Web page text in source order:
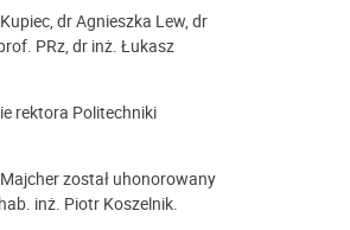
dr Agnieszka Lew, dr
PRz, dr inż. Łukasz
rektora Politechniki
został uhonorowany
inż. Piotr Koszelnik.